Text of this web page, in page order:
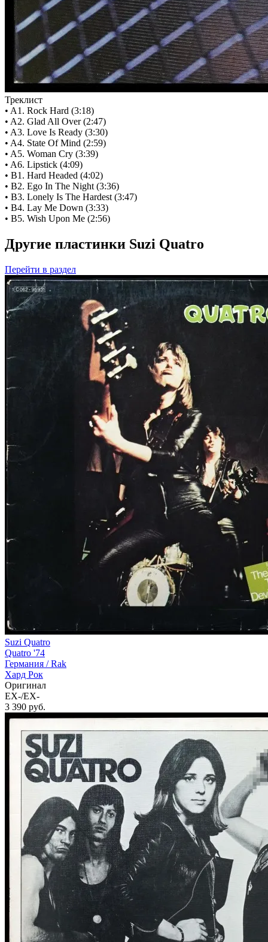
Треклист
• A1. Rock Hard (3:18)
• A2. Glad All Over (2:47)
• A3. Love Is Ready (3:30)
• A4. State Of Mind (2:59)
• A5. Woman Cry (3:39)
• A6. Lipstick (4:09)
• B1. Hard Headed (4:02)
• B2. Ego In The Night (3:36)
• B3. Lonely Is The Hardest (3:47)
• B4. Lay Me Down (3:33)
• B5. Wish Upon Me (2:56)
Другие пластинки Suzi Quatro
Перейти в раздел
Suzi Quatro
Quatro '74
Германия /Rak
Хард Рок
Оригинал
EX-/EX-
3 390 руб.